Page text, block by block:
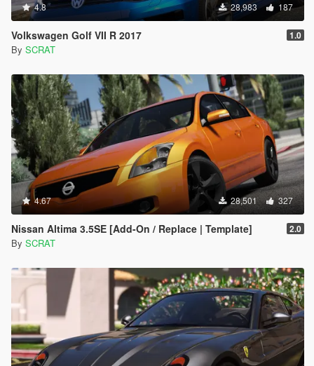
4.8 28,983 187
Volkswagen Golf VII R 2017 1.0
By SCRAT
4.67 28,501 327
Nissan Altima 3.5SE [Add-On / Replace | Template] 2.0
By SCRAT